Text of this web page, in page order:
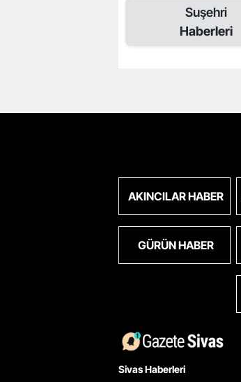
Suşehri
Haberleri
AKINCILAR HABER
GÜRÜN HABER
Sivas Haberleri